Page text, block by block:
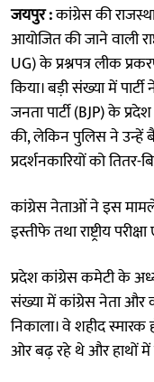
जयपुर :कांग्रेस की
आयोजित की जाने वाली
UG) के प्रश्नपत्र लीक
किया। बड़ी संख्या में
जनता पार्टी (BJP) के
की, लेकिन पुलिस ने उन्हें
प्रदर्शनकारियों को
कांग्रेस नेताओं ने इस मामले
इस्तीफे तथा राष्ट्रीय
प्रदेश कांग्रेस कमेटी के
संख्या में कांग्रेस नेता और
निकाला। वे शहीद
ओर बढ़ रहे थे और हाथों में